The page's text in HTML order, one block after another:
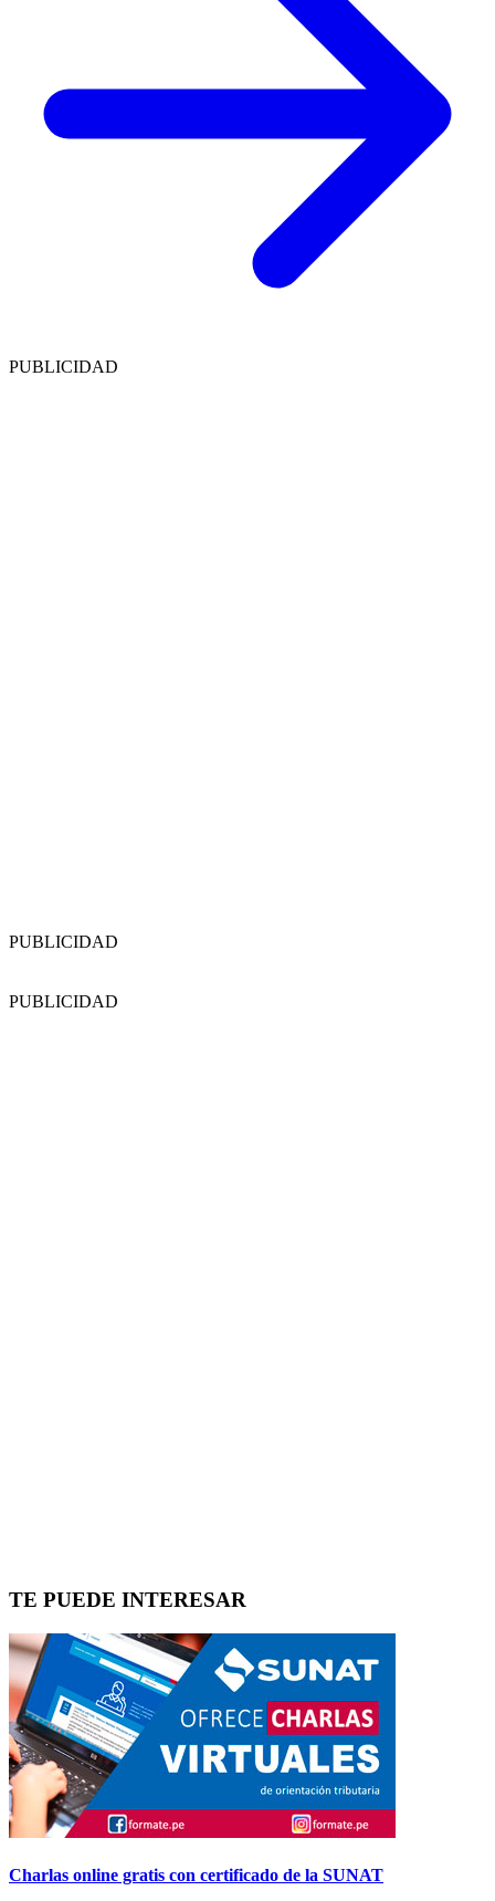
PUBLICIDAD
PUBLICIDAD
PUBLICIDAD
TE PUEDE INTERESAR
Charlas online gratis con certificado de la SUNAT